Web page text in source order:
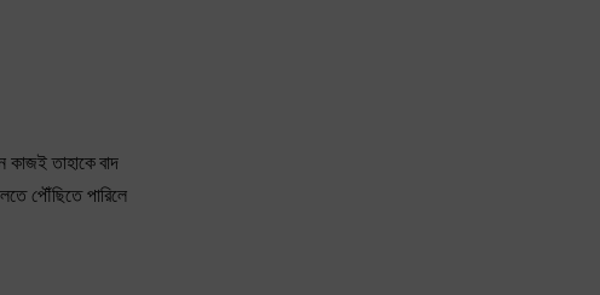
কাজই তাহাকে বাদ
পৌঁছিতে পারিলে